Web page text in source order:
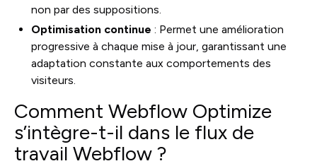
non par des suppositions.
Optimisation continue : Permet une amélioration
progressive à chaque mise à jour, garantissant une
adaptation constante aux comportements des
visiteurs.
Comment Webflow Optimize
s’intègre-t-il dans le flux de
travail Webflow ?